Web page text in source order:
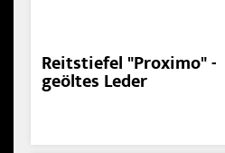
Reitstiefel "Proximo" -
geöltes Leder